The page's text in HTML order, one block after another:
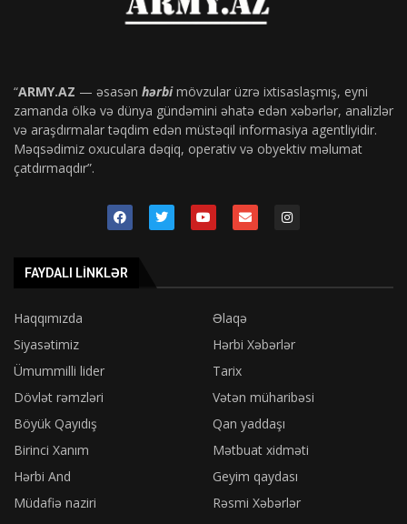
“ARMY.AZ — əsasən hərbimövzular üzrə ixtisaslaşmış, eyni
zamanda ölkə və dünya gündəmini əhatə edən xəbərlər, analizlər
və araşdırmalar təqdim edən müstəqil informasiya agentliyidir.
Məqsədimiz oxuculara dəqiq, operativ və obyektiv məlumat
çatdırmaqdır”.
FAYDALI LINKLƏR
Haqqımızda
Əlaqə
Siyasətimiz
Hərbi Xəbərlər
Ümummilli lider
Tarix
Dövlət rəmzləri
Vətən müharibəsi
Böyük Qayıdış
Qan yaddaşı
Birinci Xanım
Mətbuat xidməti
Hərbi And
Geyim qaydası
Müdafiə naziri
Rəsmi Xəbərlər